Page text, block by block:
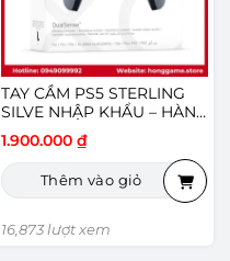
TAY CẦM PS5 STERLING
SILVE NHẬP KHẨU – HÀNG
1.900.000 ₫
Thêm vào giỏ
16,873 lượt xem